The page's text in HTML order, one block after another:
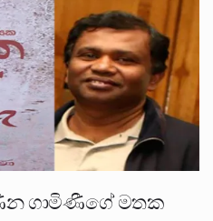
ගාමිණීගේ මතක